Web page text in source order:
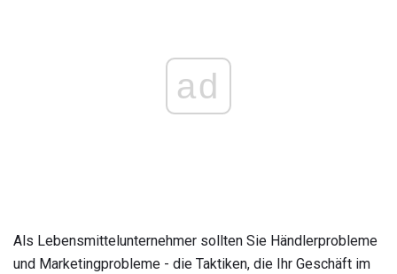
ad
Als Lebensmittelunternehmer sollten Sie Händlerprobleme
und Marketingprobleme - die Taktiken, die Ihr Geschäft im